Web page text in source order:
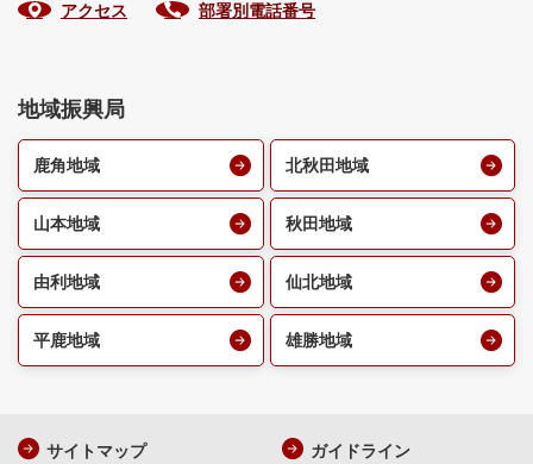
アクセス 部署別電話番号
地域振興局
鹿角地域 北秋田地域
山本地域 秋田地域
由利地域 仙北地域
平鹿地域 雄勝地域
サイトマップ ガイドライン